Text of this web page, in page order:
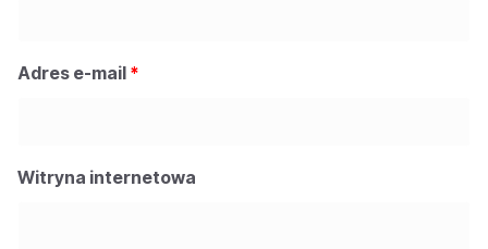
Adres e-mail *
Witryna internetowa